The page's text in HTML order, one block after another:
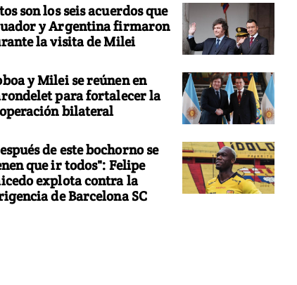
son los seis acuerdos que
y Argentina firmaron
la visita de Milei
y Milei se reúnen en
para fortalecer la
bilateral
de este bochorno se
que ir todos": Felipe
explota contra la
de Barcelona SC